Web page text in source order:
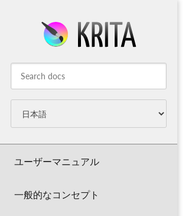
ユーザーマニュアル
一般的なコンセプト